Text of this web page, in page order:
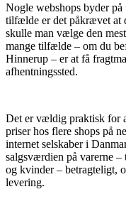
Nogle webshops byder
tilfælde er det påkrævet at
skulle man vælge den
mange tilfælde – om du
Hinnerup – er at få
afhentningssted.
Det er vældig praktisk for
priser hos flere shops på
internet selskaber i
salgsværdien på varerne
og kvinder – betragteligt,
levering.